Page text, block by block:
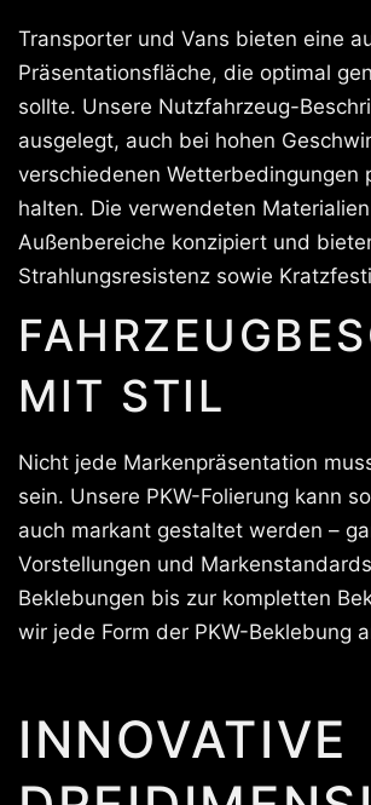
Transporter und Vans bieten eine
Präsentationsfläche, die optimal
sollte. Unsere Nutzfahrzeug-
ausgelegt, auch bei hohen
verschiedenen Wetterbedingungen
halten. Die verwendeten
Außenbereiche konzipiert und
Strahlungsresistenz sowie
MIT STIL
Nicht jede Markenpräsentation
sein. Unsere PKW-Folierung kann
auch markant gestaltet werden –
Vorstellungen und
Beklebungen bis zur kompletten
wir jede Form der PKW-Beklebung
INNOVATIVE